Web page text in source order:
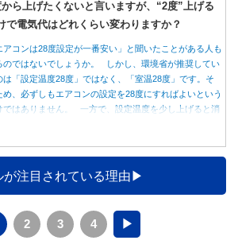
から上げたくないと言いますが、“2度”上げる
で電気代はどれくらい変わりますか？
アコンは28度設定が一番安い」と聞いたことがある人も
のではないでしょうか。 しかし、環境省が推奨してい
は「設定温度28度」ではなく、「室温28度」です。そ
め、必ずしもエアコンの設定を28度にすればよいという
ではありません。 一方で、設定温度を少し上げると消
タをもとに、節約効果の目安と快適に過ごすためのポイ
を分かりやすく解説します。
注目されている理由
2 3 4 ▶